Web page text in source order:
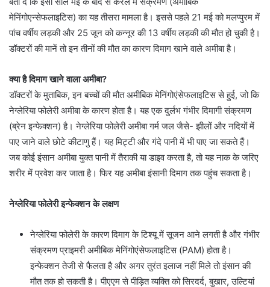
मेनिंगोएन्सेफलाइटिस) का यह तीसरा मामला है। इससे पहले 21 मई को मलप्पुरम में
पांच वर्षीय लड़की और 25 जून को कन्नूर की 13 वर्षीय लड़की की मौत हो चुकी है।
डॉक्टरों की मानें तो इन तीनों की मौत का कारण दिमाग खाने वाले अमीबा है।
क्या है दिमाग खाने वाला अमीबा?
डॉक्टरों के मुताबिक, इन बच्चों की मौत अमीबिक मेनिंगोएंसेफलाइटिस से हुई, जो कि
नेग्लेरिया फोलेरी अमीबा के कारण होता है। यह एक दुर्लभ गंभीर दिमागी संक्रमण
(ब्रेन इन्फेक्शन) है। नेग्लेरिया फोलेरी अमीबा गर्म जल जैसे- झीलों और नदियों में
पाए जाने वाले छोटे कीटाणु हैं। यह मिट्टी और गंदे पानी में भी पाए जा सकते हैं।
जब कोई इंसान अमीबा युक्त पानी में तैराकी या डाइव करता है, तो यह नाक के जरिए
शरीर में प्रवेश कर जाता है। फिर यह अमीबा इंसानी दिमाग तक पहुंच सकता है।
नेग्लेरिया फोलेरी इन्फेक्शन के लक्षण
नेग्लेरिया फोलेरी के कारण दिमाग के टिश्यू में सूजन आने लगती है और गंभीर
संक्रमण प्राइमरी अमीबिक मेनिंगोएंसेफलाइटिस (PAM) होता है।
इन्फेक्शन तेजी से फैलता है और अगर तुरंत इलाज नहीं मिले तो इंसान की
मौत तक हो सकती है। पीएएम से पीड़ित व्यक्ति को सिरदर्द, बुखार, उल्टियां